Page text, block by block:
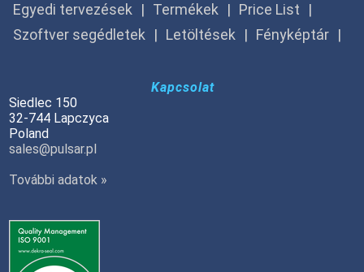
Egyedi tervezések
Termékek
Price List
Szoftver segédletek
Letöltések Fényképtár
Kapcsolat
Siedlec 150
32-744 Lapczyca
Poland
sales@pulsar.pl
További adatok »